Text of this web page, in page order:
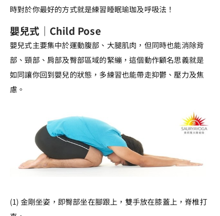
時對於你最好的方式就是練習睡眠瑜珈及呼吸法！
嬰兒式｜Child Pose
嬰兒式主要集中於運動腹部、大腿肌肉，但同時也能消除背
部、頸部、肩部及臀部區域的緊繃，這個動作顧名思義就是
如同讓你回到嬰兒的狀態，多練習也能帶走抑鬱、壓力及焦
慮。
(1) 金剛坐姿，即臀部坐在腳跟上，雙手放在膝蓋上，脊椎打